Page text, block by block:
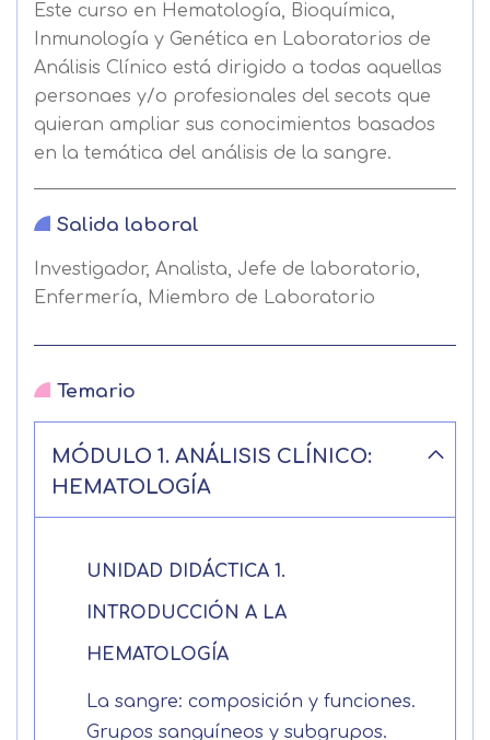
Este curso en Hematología, Bioquímica,
Inmunología y Genética en Laboratorios de
Análisis Clínico está dirigido a todas aquellas
personaes y/o profesionales del secots que
quieran ampliar sus conocimientos basados
en la temática del análisis de la sangre.
Salida laboral
Investigador, Analista, Jefe de laboratorio,
Enfermería, Miembro de Laboratorio
Temario
MÓDULO 1. ANÁLISIS CLÍNICO:
HEMATOLOGÍA
UNIDAD DIDÁCTICA 1.
INTRODUCCIÓN A LA
HEMATOLOGÍA
La sangre: composición y funciones.
Grupos sanguíneos y subgrupos.